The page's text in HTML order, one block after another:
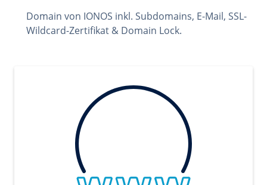
Domain von IONOS inkl. Subdomains, E-Mail, SSL-
Wildcard-Zertifikat & Domain Lock.